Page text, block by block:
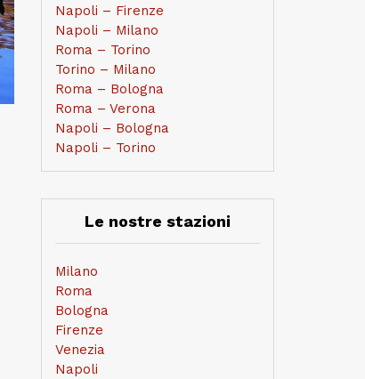
Napoli – Firenze
Napoli – Milano
Roma – Torino
Torino – Milano
Roma – Bologna
Roma – Verona
Napoli – Bologna
Napoli – Torino
Le nostre stazioni
Milano
Roma
Bologna
Firenze
Venezia
Napoli